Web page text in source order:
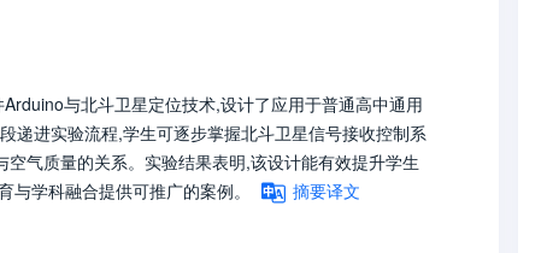
与北斗卫星定位技术,设计了应用于普通高中通用
进实验流程,学生可逐步掌握北斗卫星信号接收控制系
气质量的关系。实验结果表明,该设计能有效提升学生
学科融合提供可推广的案例。
摘要译文